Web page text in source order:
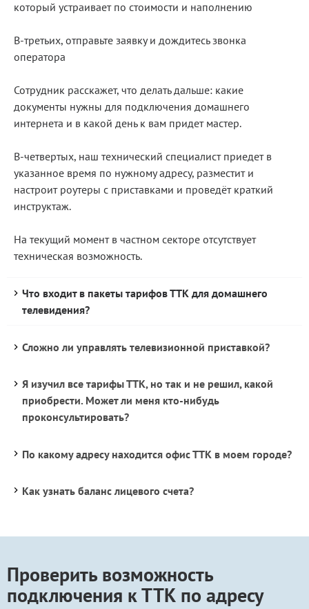
который устраивает по стоимости и наполнению
В-третьих, отправьте заявку и дождитесь звонка
оператора
Сотрудник расскажет, что делать дальше: какие
документы нужны для подключения домашнего
интернета и в какой день к вам придет мастер.
В-четвертых, наш технический специалист приедет в
указанное время по нужному адресу, разместит и
настроит роутеры с приставками и проведёт краткий
инструктаж.
На текущий момент в частном секторе отсутствует
техническая возможность.
Что входит в пакеты тарифов ТТК для домашнего
телевидения?
Сложно ли управлять телевизионной приставкой?
Я изучил все тарифы ТТК, но так и не решил, какой
приобрести. Может ли меня кто-нибудь
проконсультировать?
По какому адресу находится офис ТТК в моем городе?
Как узнать баланс лицевого счета?
Проверить возможность
подключения к ТТК по адресу